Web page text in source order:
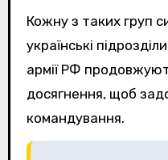
Кожну з таких груп
українські
армії РФ
досягнення, щоб
командування.